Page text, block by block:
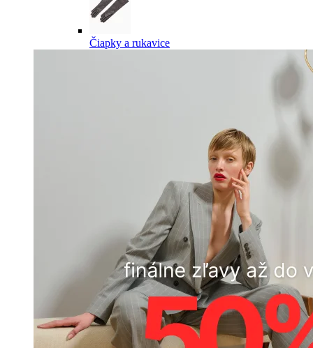
Čiapky a rukavice